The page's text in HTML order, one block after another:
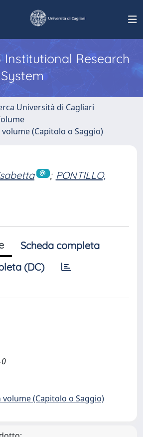
Institutional Research
Università di Cagliari
(Capitolo o Saggio)
; PONTILLO,
Scheda completa
(DC)
(Capitolo o Saggio)